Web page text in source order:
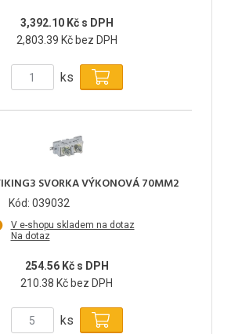
3,392.10 Kč s DPH
2,803.39 Kč bez DPH
ks
SVORKA VÝKONOVÁ 70MM2
Kód: 039032
V e-shopu skladem na dotaz
Na dotaz
254.56 Kč s DPH
210.38 Kč bez DPH
ks